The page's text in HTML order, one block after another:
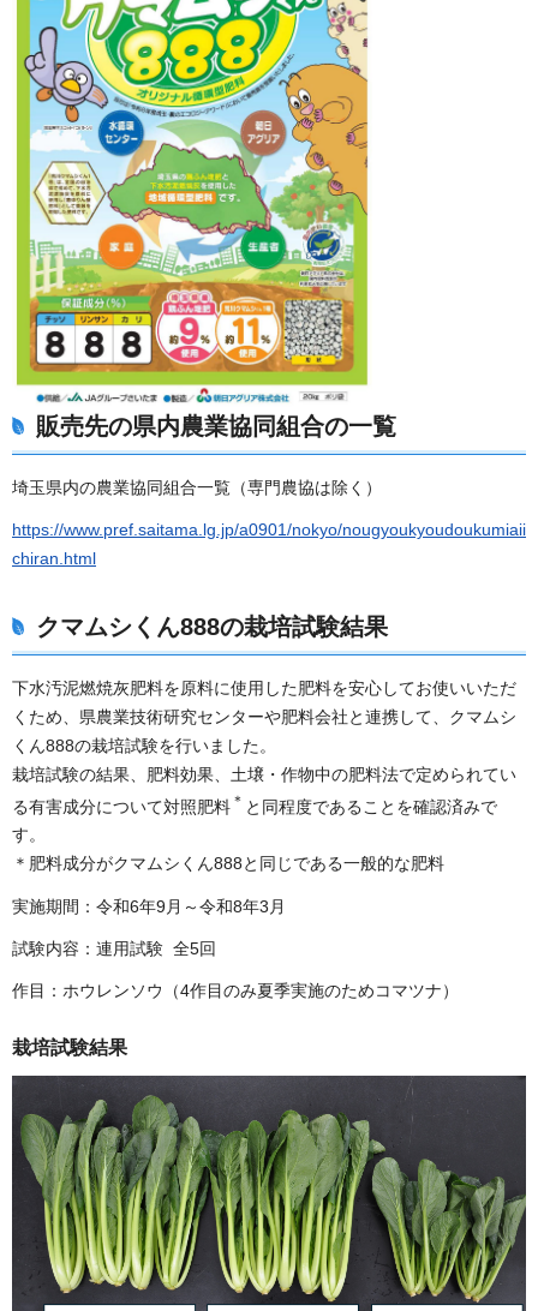
販売先の県内農業協同組合の一覧
埼玉県内の農業協同組合一覧（専門農協は除く）
https://www.pref.saitama.lg.jp/a0901/nokyo/nougyoukyoudoukumiaii
chiran.html
クマムシくん888の栽培試験結果
下水汚泥燃焼灰肥料を原料に使用した肥料を安心してお使いいただ
くため、県農業技術研究センターや肥料会社と連携して、クマムシ
くん888の栽培試験を行いました。
栽培試験の結果、肥料効果、土壌・作物中の肥料法で定められてい
る有害成分について対照肥料 ＊ と同程度であることを確認済みで
す。
＊肥料成分がクマムシくん888と同じである一般的な肥料
実施期間：令和6年9月～令和8年3月
試験内容：連用試験 全5回
作目：ホウレンソウ（4作目のみ夏季実施のためコマツナ）
栽培試験結果